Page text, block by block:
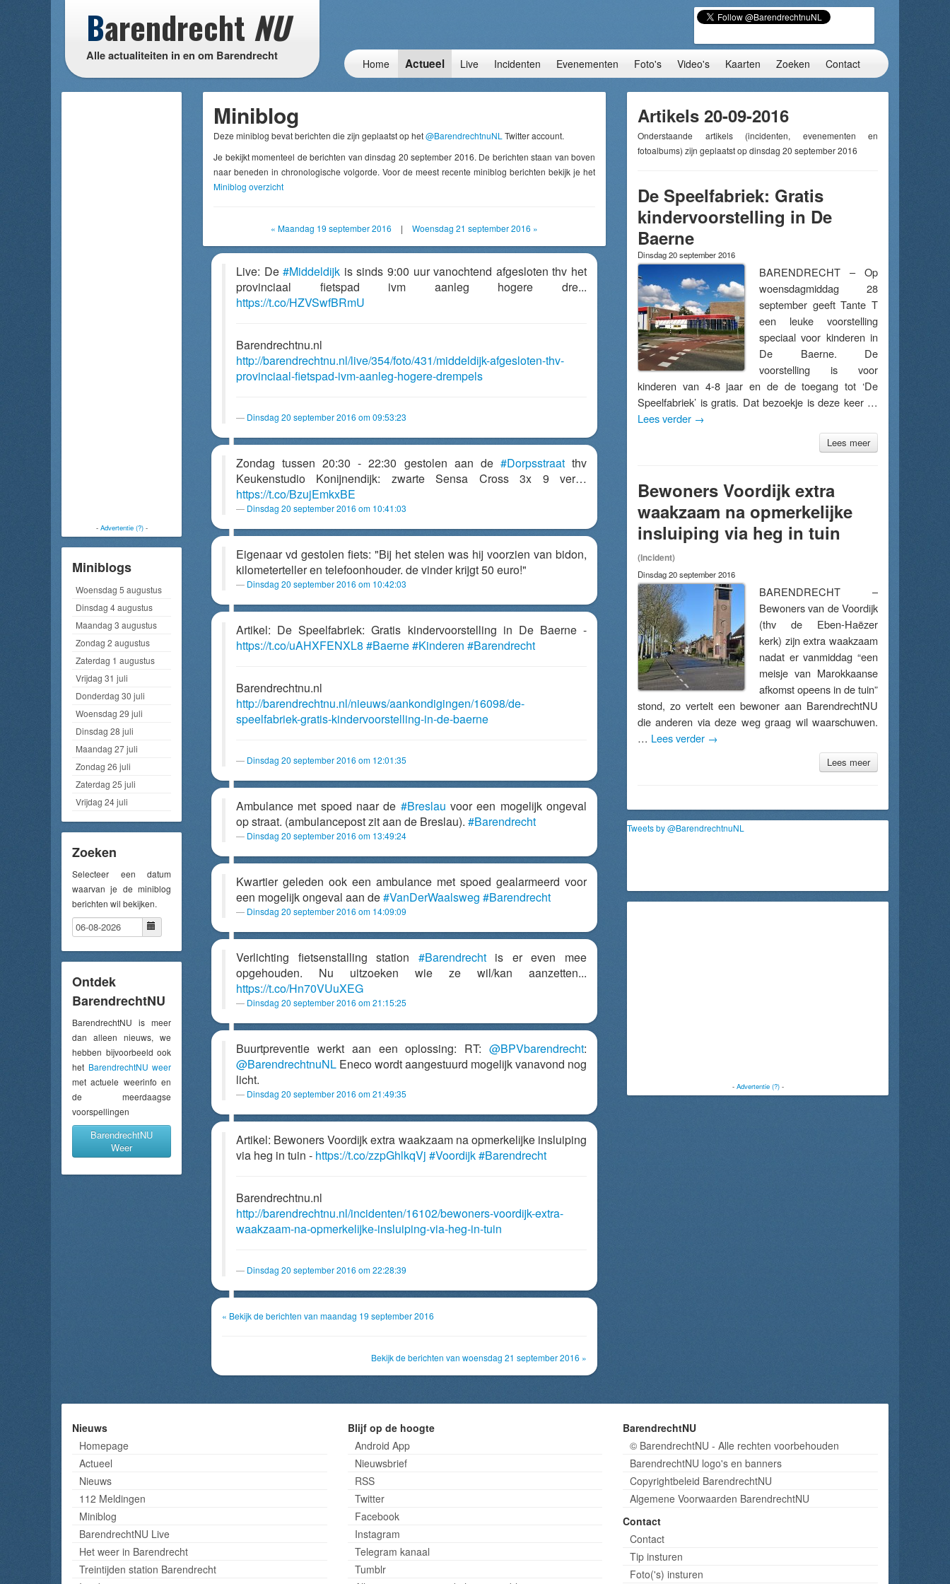
Barendrecht NU
Alle actualiteiten in en om Barendrecht
Home Actueel Live Incidenten Evenementen Foto's Video's Kaarten Zoeken Contact
- Advertentie (?)-
Miniblogs
Woensdag 5 augustus
Dinsdag 4 augustus
Maandag 3 augustus
Zondag 2 augustus
Zaterdag 1 augustus
Vrijdag 31 juli
Donderdag 30 juli
Woensdag 29 juli
Dinsdag 28 juli
Maandag 27 juli
Zondag 26 juli
Zaterdag 25 juli
Vrijdag 24 juli
Zoeken
Selecteer een datum
waarvan je de miniblog
berichten wil bekijken.
Ontdek
BarendrechtNU
BarendrechtNU is meer
dan alleen nieuws, we
hebben bijvoorbeeld ook
het BarendrechtNU weer
met actuele weerinfo en
de meerdaagse
voorspellingen
BarendrechtNU
Weer
Miniblog
Deze miniblog bevat berichten die zijn geplaatst op het@BarendrechtnuNL Twitter account.
Je bekijkt momenteel de berichten van dinsdag 20 september 2016. De berichten staan van boven
naar beneden in chronologische volgorde. Voor de meest recente miniblog berichten bekijk je het
Miniblog overzicht
« Maandag 19 september 2016 | Woensdag 21 september 2016 »
Live: De#Middeldijk is sinds 9:00 uur vanochtend afgesloten thv het
provinciaal fietspad ivm aanleg hogere dre...
https://t.co/HZVSwfBRmU
Barendrechtnu.nl
http://barendrechtnu.nl/live/354/foto/431/middeldijk-afgesloten-thv-
provinciaal-fietspad-ivm-aanleg-hogere-drempels
Dinsdag 20 september 2016 om 09:53:23
Zondag tussen 20:30 - 22:30 gestolen aan de #Dorpsstraatthv
Keukenstudio Konijnendijk: zwarte Sensa Cross 3x 9 ver…
https://t.co/BzujEmkxBE
Dinsdag 20 september 2016 om 10:41:03
Eigenaar vd gestolen fiets: "Bij het stelen was hij voorzien van bidon,
kilometerteller en telefoonhouder. de vinder krijgt 50 euro!"
Dinsdag 20 september 2016 om 10:42:03
Artikel: De Speelfabriek: Gratis kindervoorstelling in De Baerne -
https://t.co/uAHXFENXL8 #Baerne#Kinderen #Barendrecht
Barendrechtnu.nl
http://barendrechtnu.nl/nieuws/aankondigingen/16098/de-
speelfabriek-gratis-kindervoorstelling-in-de-baerne
Dinsdag 20 september 2016 om 12:01:35
Ambulance met spoed naar de #Breslau voor een mogelijk ongeval
op straat. (ambulancepost zit aan de Breslau). #Barendrecht
Dinsdag 20 september 2016 om 13:49:24
Kwartier geleden ook een ambulance met spoed gealarmeerd voor
een mogelijk ongeval aan de#VanDerWaalsweg #Barendrecht
Dinsdag 20 september 2016 om 14:09:09
Verlichting fietsenstalling station #Barendrechtis er even mee
opgehouden. Nu uitzoeken wie ze wil/kan aanzetten...
https://t.co/Hn70VUuXEG
Dinsdag 20 september 2016 om 21:15:25
Buurtpreventie werkt aan een oplossing: RT: @BPVbarendrecht:
@BarendrechtnuNL Eneco wordt aangestuurd mogelijk vanavond nog
licht.
Dinsdag 20 september 2016 om 21:49:35
Artikel: Bewoners Voordijk extra waakzaam na opmerkelijke insluiping
via heg in tuin - https://t.co/zzpGhlkqVj #Voordijk#Barendrecht
Barendrechtnu.nl
http://barendrechtnu.nl/incidenten/16102/bewoners-voordijk-extra-
waakzaam-na-opmerkelijke-insluiping-via-heg-in-tuin
Dinsdag 20 september 2016 om 22:28:39
« Bekijk de berichten van maandag 19 september 2016
Bekijk de berichten van woensdag 21 september 2016 »
Artikels 20-09-2016
Onderstaande artikels (incidenten, evenementen en
fotoalbums) zijn geplaatst op dinsdag 20 september 2016
De Speelfabriek: Gratis
kindervoorstelling in De
Baerne
Dinsdag 20 september 2016
BARENDRECHT – Op
woensdagmiddag 28
september geeft Tante T
een leuke voorstelling
speciaal voor kinderen in
De Baerne. De
voorstelling is voor
kinderen van 4-8 jaar en de de toegang tot ‘De
Speelfabriek’ is gratis. Dat bezoekje is deze keer …
Lees verder →
Lees meer
Bewoners Voordijk extra
waakzaam na opmerkelijke
insluiping via heg in tuin
(Incident)
Dinsdag 20 september 2016
BARENDRECHT –
Bewoners van de Voordijk
(thv de Eben-Haëzer
kerk) zijn extra waakzaam
nadat er vanmiddag “een
meisje van Marokkaanse
afkomst opeens in de tuin”
stond, zo vertelt een bewoner aan BarendrechtNU
die anderen via deze weg graag wil waarschuwen.
… Lees verder →
Lees meer
Tweets by @BarendrechtnuNL
- Advertentie (?)-
Nieuws
Homepage
Actueel
Nieuws
112 Meldingen
Miniblog
BarendrechtNU Live
Het weer in Barendrecht
Treintijden station Barendrecht
Blijf op de hoogte
Android App
Nieuwsbrief
RSS
Twitter
Facebook
Instagram
Telegram kanaal
Tumblr
BarendrechtNU
© BarendrechtNU - Alle rechten voorbehouden
BarendrechtNU logo's en banners
Copyrightbeleid BarendrechtNU
Algemene Voorwaarden BarendrechtNU
Contact
Contact
Tip insturen
Foto('s) insturen